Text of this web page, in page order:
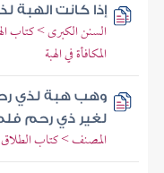
إذا كانت
السنن الكبرى > كتاب
المكافأة في الهبة
وهب هبة لذي
لغير ذي رحم
المصنف > كتاب